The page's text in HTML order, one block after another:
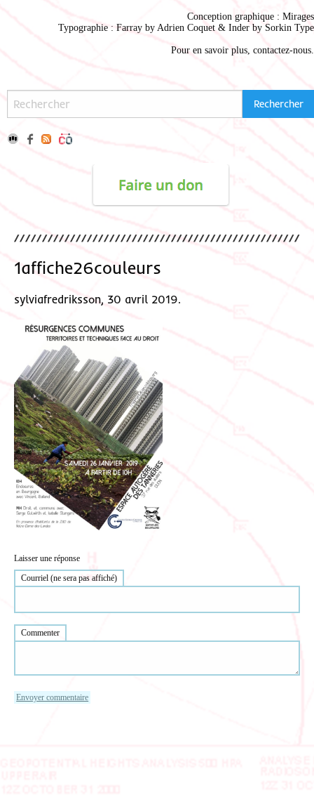
Conception graphique : Mirages
Typographie : Farray by Adrien Coquet & Inder by Sorkin Type
Pour en savoir plus, contactez-nous
1affiche26couleurs
sylviafredriksson, 30 avril 2019.
Laisser une réponse
Courriel (ne sera pas affiché)
Commenter